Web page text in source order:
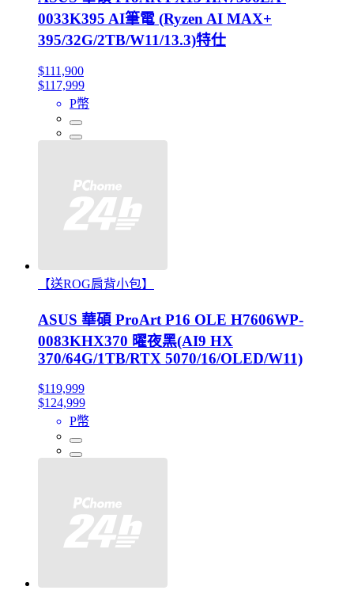
0033K395 AI筆電 (Ryzen AI MAX+
395/32G/2TB/W11/13.3)特仕
$111,900
$117,999
P幣
【送ROG肩背小包】
ASUS 華碩 ProArt P16 OLE H7606WP-
0083KHX370 曜夜黑(AI9 HX
370/64G/1TB/RTX 5070/16/OLED/W11)
$119,999
$124,999
P幣